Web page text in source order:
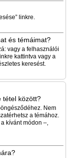
linkre.
és témáimat?
vagy a felhasználói
kattintva vagy a
keresést.
tétel között?
Nem
a témához.
kívánt módon –,